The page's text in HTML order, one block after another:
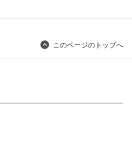
このページのトップへ